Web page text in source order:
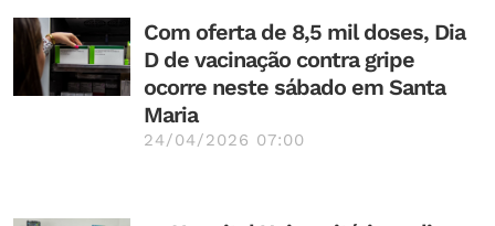
Com oferta de 8,5 mil doses, Dia
D de vacinação contra gripe
ocorre neste sábado em Santa
Maria
24/04/2026 07:00